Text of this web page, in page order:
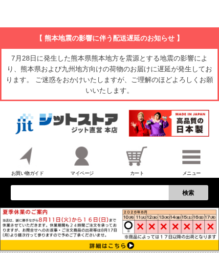
【 熊本地震の影響に伴う配送遅延のお知らせ 】
7月28日に発生した熊本県熊本地方を震源とする地震の影響によ
り、熊本県および九州地方向けの荷物のお届けに遅延が発生してお
ります。 ご迷惑をおかけいたしますが、ご理解のほどよろしくお願
いいたします。
お買い物ガイド マイページ カート メニュー
検索